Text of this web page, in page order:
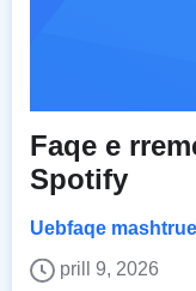
Faqe e
Spotify
Uebfaqe
prill 9, 2026